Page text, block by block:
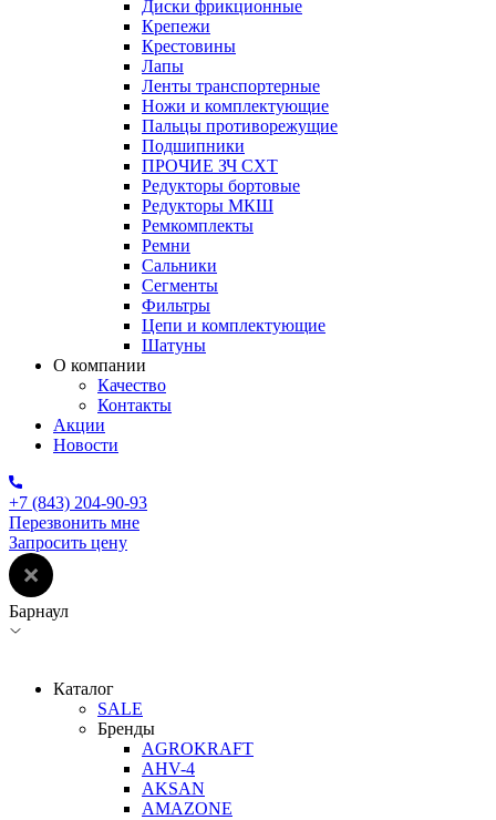
Диски фрикционные
Крепежи
Крестовины
Лапы
Ленты транспортерные
Ножи и комплектующие
Пальцы противорежущие
Подшипники
ПРОЧИЕ ЗЧ СХТ
Редукторы бортовые
Редукторы МКШ
Ремкомплекты
Ремни
Сальники
Сегменты
Фильтры
Цепи и комплектующие
Шатуны
О компании
Качество
Контакты
Акции
Новости
+7 (843) 204-90-93
Перезвонить мне
Запросить цену
Барнаул
Каталог
SALE
Бренды
AGROKRAFT
AHV-4
AKSAN
AMAZONE